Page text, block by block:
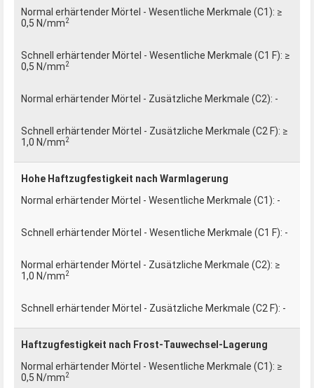
≥
0,5 N/mm2
≥
0,5 N/mm2
-
≥
1,0 N/mm2
Hohe Haftzugfestigkeit nach Warmlagerung
-
-
≥
1,0 N/mm2
-
Haftzugfestigkeit nach Frost-Tauwechsel-Lagerung
≥
0,5 N/mm2